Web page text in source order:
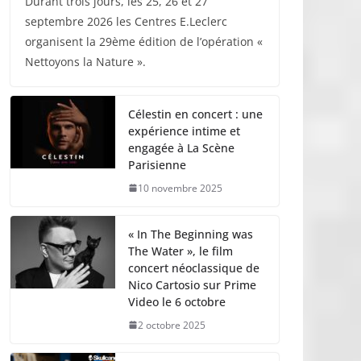
septembre 2026 les Centres E.Leclerc
organisent la 29ème édition de l’opération «
Nettoyons la Nature ».
Célestin en concert : une
expérience intime et
engagée à La Scène
Parisienne
10 novembre 2025
« In The Beginning was
The Water », le film
concert néoclassique de
Nico Cartosio sur Prime
Video le 6 octobre
2 octobre 2025